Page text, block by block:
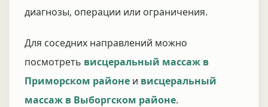
диагнозы, операции или ограничения.
Для соседних направлений можно
посмотреть висцеральный массаж в
Приморском районе и висцеральный
массаж в Выборгском районе.